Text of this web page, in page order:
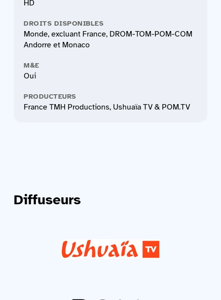
HD
DROITS DISPONIBLES
Monde, excluant France, DROM-TOM-POM-COM
Andorre et Monaco
M&E
Oui
PRODUCTEURS
France TMH Productions, Ushuaïa TV & POM.TV
Diffuseurs